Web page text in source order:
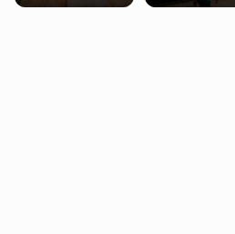
pobierających Child
procentowych